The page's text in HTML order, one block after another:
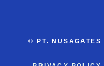
© PT.